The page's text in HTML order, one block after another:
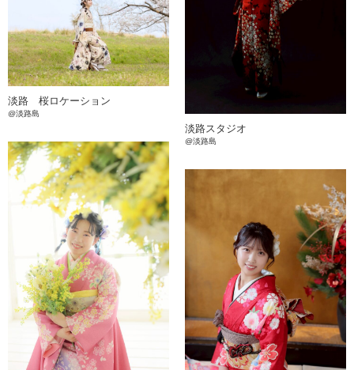
淡路 桜ロケーション
@淡路島
淡路スタジオ
@淡路島